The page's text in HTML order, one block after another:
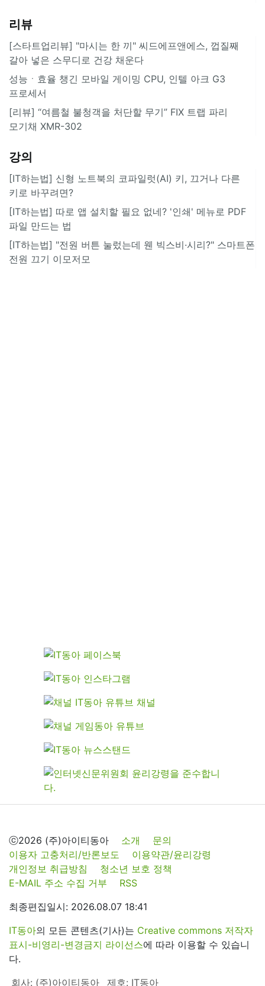
리뷰
[스타트업리뷰] "마시는 한 끼" 씨드에프앤에스, 껍질째
갈아 넣은 스무디로 건강 채운다
성능ㆍ효율 챙긴 모바일 게이밍 CPU, 인텔 아크 G3
프로세서
[리뷰] “여름철 불청객을 처단할 무기” FIX 트랩 파리
모기채 XMR-302
강의
[IT하는법] 신형 노트북의 코파일럿(AI) 키, 끄거나 다른
키로 바꾸려면?
[IT하는법] 따로 앱 설치할 필요 없네? '인쇄' 메뉴로 PDF
파일 만드는 법
[IT하는법] "전원 버튼 눌렀는데 웬 빅스비·시리?" 스마트폰
전원 끄기 이모저모
ⓒ2026 (주)아이티동아 소개
문의
이용자 고충처리/반론보도
이용약관/윤리강령
개인정보 취급방침
청소년 보호 정책
E-MAIL 주소 수집 거부
RSS
최종편집일시: 2026.08.07 18:41
IT동아의 모든 콘텐츠(기사)는 Creative commons 저작자
표시-비영리-변경금지 라이선스에 따라 이용할 수 있습니
다.
회사: (주)아이티동아
제호: IT동아